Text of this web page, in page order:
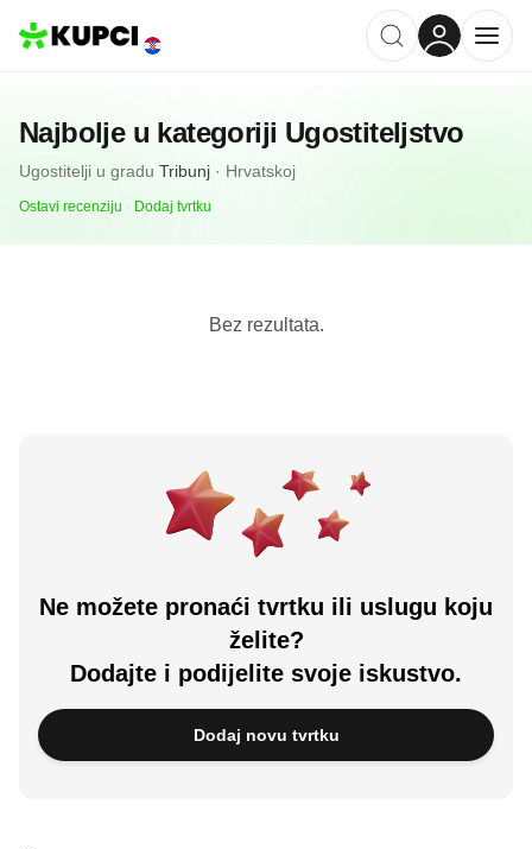
Najbolje u kategoriji Ugostiteljstvo
Ugostitelji u gradu Tribunj · Hrvatskoj
Ostavi recenziju Dodaj tvrtku
Bez rezultata.
Ne možete pronaći tvrtku ili uslugu koju
želite?
Dodajte i podijelite svoje iskustvo.
Dodaj novu tvrtku